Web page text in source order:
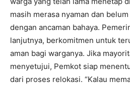
masih merasa nyaman dan
dengan ancaman bahaya.
lanjutnya, berkomitmen untuk
aman bagi warganya. Jika
menyetujui, Pemkot siap
dari proses relokasi. “Kalau